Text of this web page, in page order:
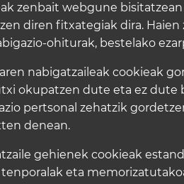
zenbait webgune
diren fitxategiak dira. Haien
ohiturak, bestelako
nabigatzaileak cookieak
okupatzen dute eta ez dute
pertsonal zehatzik
denean.
gehienek cookieak
eta